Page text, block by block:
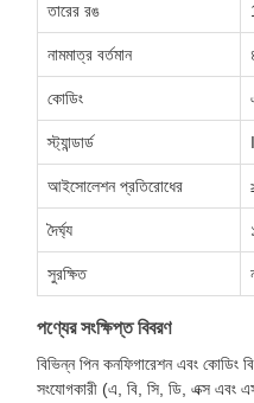
তারের রঙ
নামমাত্র বর্তমান
কোডিং
স্ট্যান্ডার্ড
আইসোলেশন প্রতিরোধের
দৈর্ঘ্য
সুরক্ষিত
পণ্যের সংক্ষিপ্ত বিবরণ
বিভিন্ন পিন কনফিগারেশন এবং কোডিং
সংযোগকারী (এ, বি, সি, ডি, এক্স এবং